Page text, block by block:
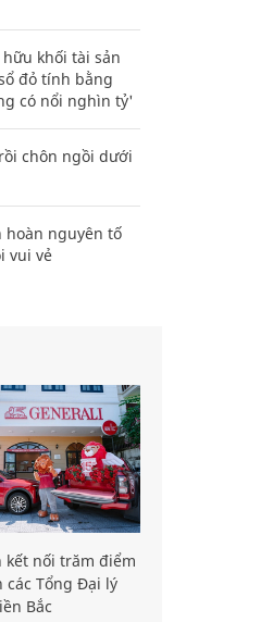
khối tài sản
đỏ tính bằng
có nổi nghìn tỷ'
chôn ngồi dưới
hoàn nguyên tố
vui vẻ
kết nối trăm điểm
các Tổng Đại lý
Bắc